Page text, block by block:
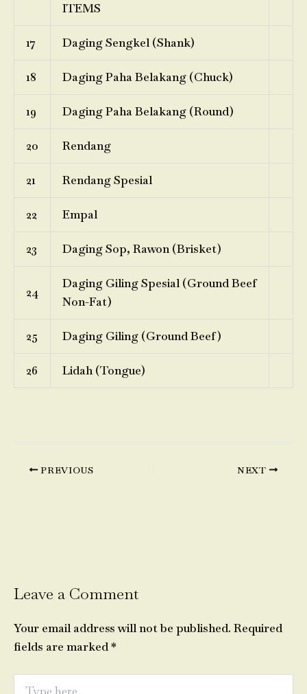
ITEMS
17 Daging Sengkel (Shank)
18 Daging Paha Belakang (Chuck)
19 Daging Paha Belakang (Round)
20 Rendang
21 Rendang Spesial
22 Empal
23 Daging Sop, Rawon (Brisket)
24
Daging Giling Spesial (Ground Beef
Non-Fat)
25 Daging Giling (Ground Beef)
26 Lidah (Tongue)
PREVIOUS NEXT
Leave a Comment
Your email address will not be published. Required
fields are marked*